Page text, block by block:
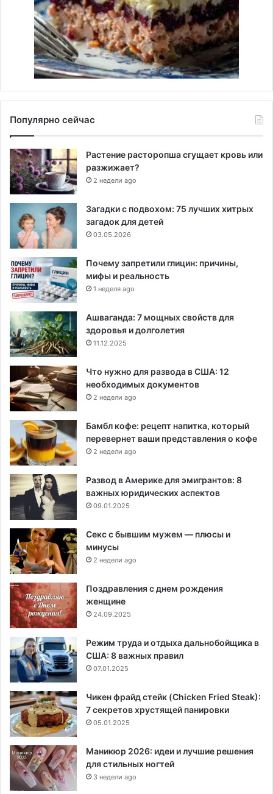
Популярно сейчас
Растение расторопша сгущает кровь или
разжижает?
2 недели ago
Загадки с подвохом: 75 лучших хитрых
загадок для детей
03.05.2026
Почему запретили глицин: причины,
мифы и реальность
1 неделя ago
Ашваганда: 7 мощных свойств для
здоровья и долголетия
11.12.2025
Что нужно для развода в США: 12
необходимых документов
2 недели ago
Бамбл кофе: рецепт напитка, который
перевернет ваши представления о кофе
2 недели ago
Развод в Америке для эмигрантов: 8
важных юридических аспектов
09.01.2025
Секс с бывшим мужем — плюсы и
минусы
2 недели ago
Поздравления с днем рождения
женщине
24.09.2025
Режим труда и отдыха дальнобойщика в
США: 8 важных правил
07.01.2025
Чикен фрайд стейк (Chicken Fried Steak):
7 секретов хрустящей панировки
05.01.2025
Маникюр 2026: идеи и лучшие решения
для стильных ногтей
3 недели ago